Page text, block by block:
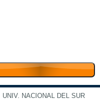
UNIV. NACIONAL DEL SUR